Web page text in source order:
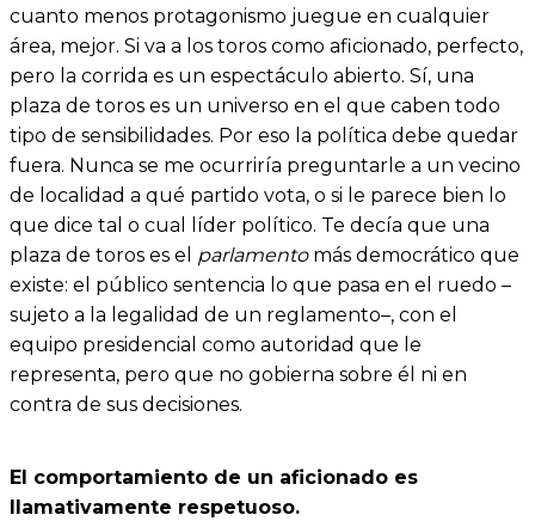
cuanto menos protagonismo juegue en cualquier
área, mejor. Si va a los toros como aficionado, perfecto,
pero la corrida es un espectáculo abierto. Sí, una
plaza de toros es un universo en el que caben todo
tipo de sensibilidades. Por eso la política debe quedar
fuera. Nunca se me ocurriría preguntarle a un vecino
de localidad a qué partido vota, o si le parece bien lo
que dice tal o cual líder político. Te decía que una
plaza de toros es el parlamentomás democrático que
existe: el público sentencia lo que pasa en el ruedo ­–
sujeto a la legalidad de un reglamento–, con el
equipo presidencial como autoridad que le
representa, pero que no gobierna sobre él ni en
contra de sus decisiones.
El comportamiento de un aficionado es
llamativamente respetuoso.